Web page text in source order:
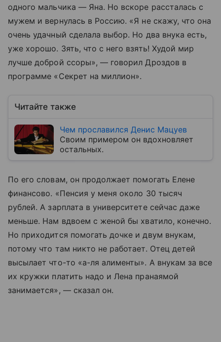
одного мальчика — Яна. Но вскоре рассталась с
мужем и вернулась в Россию. «Я не скажу, что она
очень удачный сделала выбор. Но два внука есть,
уже хорошо. Зять, что с него взять! Худой мир
лучше доброй ссоры», — говорил Дроздов в
программе «Секрет на миллион».
Читайте также
Чем прославился Денис Мацуев
Своим примером он вдохновляет
остальных.
По его словам, он продолжает помогать Елене
финансово. «Пенсия у меня около 30 тысяч
рублей. А зарплата в университете сейчас даже
меньше. Нам вдвоем с женой бы хватило, конечно.
Но приходится помогать дочке и двум внукам,
потому что там никто не работает. Отец детей
высылает что-то «а-ля алименты». А внукам за все
их кружки платить надо и Лена пранаямой
занимается», — сказал он.